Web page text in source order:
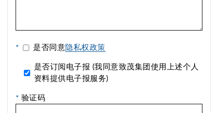
* 是否同意隐私权政策
是否订阅电子报 (我同意致茂集团使用上述个人
资料提供电子报服务)
* 验证码